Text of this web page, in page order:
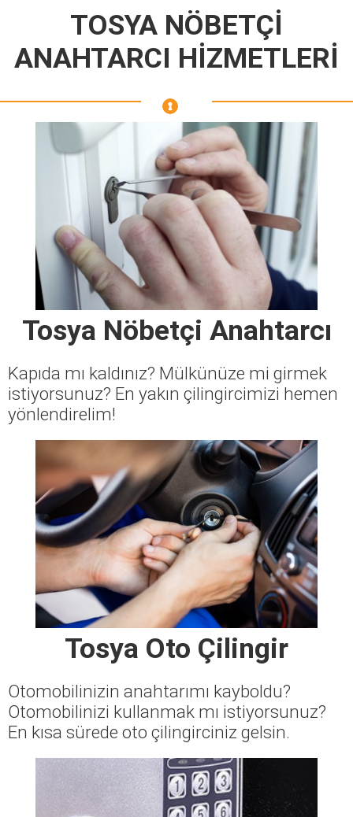
TOSYA NÖBETÇİ
ANAHTARCI HİZMETLERİ
Tosya Nöbetçi Anahtarcı
Kapıda mı kaldınız? Mülkünüze mi girmek
istiyorsunuz? En yakın çilingircimizi hemen
yönlendirelim!
Tosya Oto Çilingir
Otomobilinizin anahtarımı kayboldu?
Otomobilinizi kullanmak mı istiyorsunuz?
En kısa sürede oto çilingirciniz gelsin.